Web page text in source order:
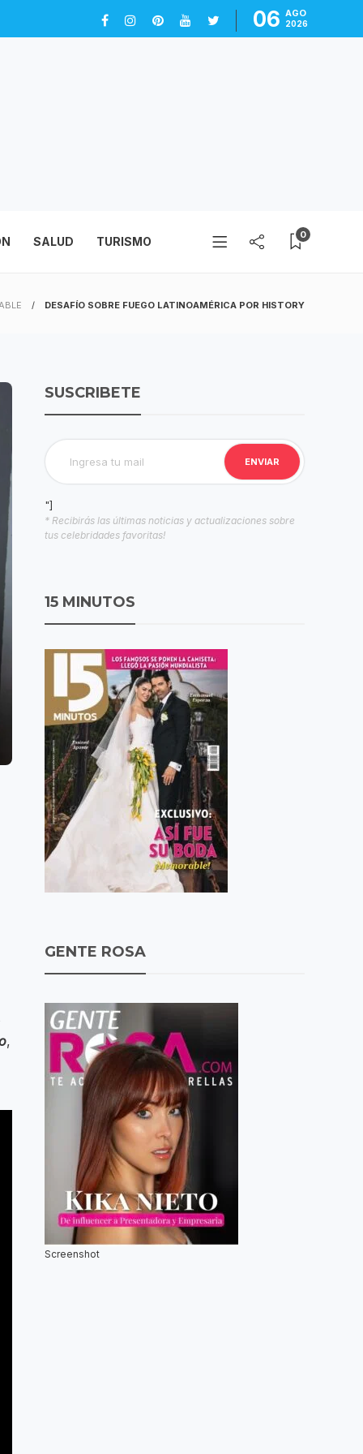
06 AGO
2026
SALUD TURISMO 0
DESAFÍO SOBRE FUEGO LATINOAMÉRICA POR HISTORY
,
SUSCRIBETE
"]
* Recibirás las últimas noticias y actualizaciones sobre
tus celebridades favoritas!
15 MINUTOS
GENTE ROSA
Screenshot